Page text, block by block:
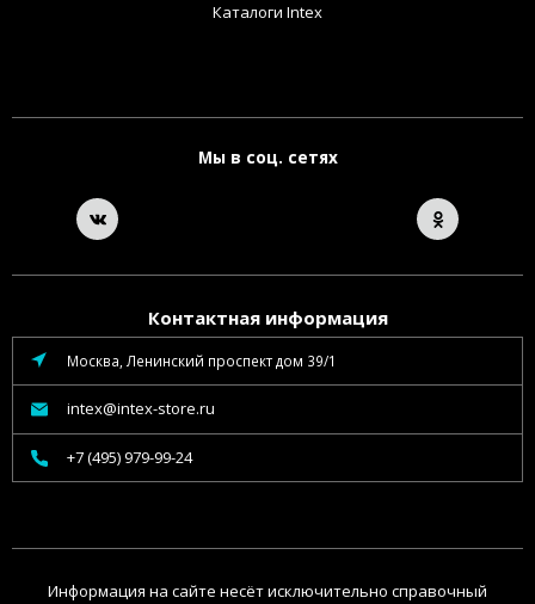
Каталоги Intex
Мы в соц. сетях
Контактная информация
Москва, Ленинский проспект дом 39/1
intex@intex-store.ru
+7 (495) 979-99-24
Информация на сайте несёт исключительно справочный